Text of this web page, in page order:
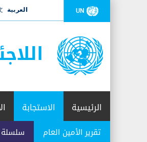
UN العربية
الرئيسية الاستجابة
تقرير الأمين العام سلسلة